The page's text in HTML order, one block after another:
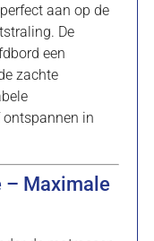
aan op de
De
een
zachte
in
– Maximale